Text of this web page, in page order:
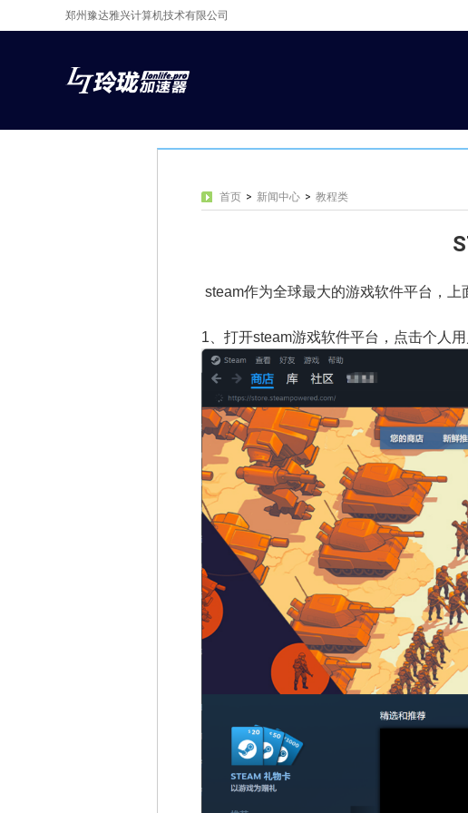
郑州豫达雅兴计算机技术有限公司
首页 > 新闻中心 > 教程类
steam作为全球最大的游戏软件平台，
1、 打开steam游戏软件平台，点击个人用